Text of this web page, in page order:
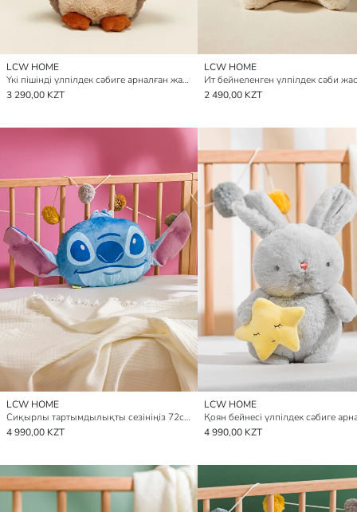
LCW HOME
Үкі пішінді үлпілдек сәбиге арналған жастықша
3 290,00 KZT
LCW HOME
2 490,00 KZT
LCW HOME
Сиқырлы тартымдылықты сезініңіз 72см Стич үлпілдек сәндік жастықшасымен.
4 990,00 KZT
LCW HOME
4 990,00 KZT